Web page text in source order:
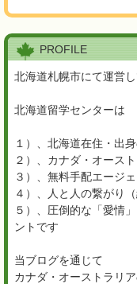
PROFILE
北海道札幌市にて運営
北海道留学センターは
１）、北海道在住・出
２）、カナダ・オース
３）、無料手配エージ
４）、人と人の繋がり
５）、圧倒的な「愛情
ントです
当ブログを通じて
カナダ・オーストラリ